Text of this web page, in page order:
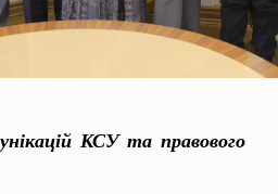
КСУ та правового